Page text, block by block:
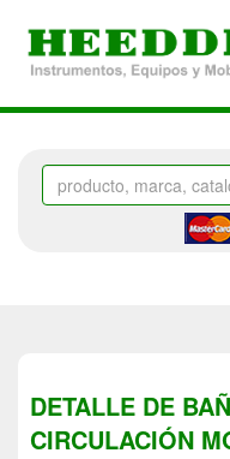
DETALLE DE
CIRCULACIÓN